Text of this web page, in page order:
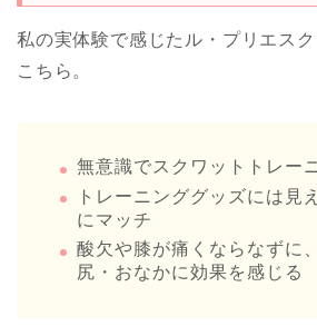
私の実体験で感じたル・プリエス
こちら。
無意識でスクワットトレー
トレーニンググッズには見
にマッチ
酸欠や膝が痛くならなずに
尻・おなかに効果を感じる